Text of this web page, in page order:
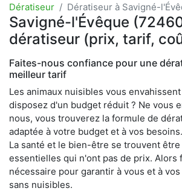
Dératiseur Dératiseur à Savigné-
Savigné-l'Évêque
dératiseur (prix, tarif,
Faites-nous confiance pour une
meilleur tarif
Les animaux nuisibles vous
disposez d'un budget réduit ? Ne vous
nous, vous trouverez la formule de
adaptée à votre budget et à vos besoins.
La santé et le bien-être se trouvent
essentielles qui n'ont pas de prix. Alors
nécessaire pour garantir à vous et à
sans nuisibles.